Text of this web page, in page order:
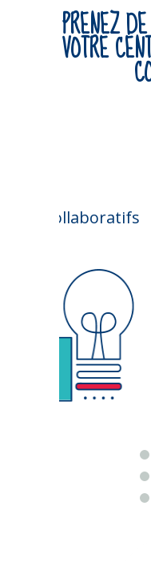
PRENEZ
VOTRE